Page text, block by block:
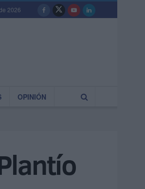
2026
OPINIÓN